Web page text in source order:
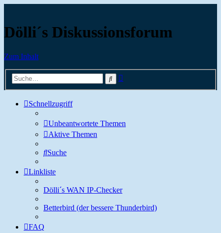
Dölli´s Diskussionsforum
Zum Inhalt
Suche
Schnellzugriff
Unbeantwortete Themen
Aktive Themen
Suche
Linkliste
Dölli´s WAN IP-Checker
Betterbird (der bessere Thunderbird)
FAQ